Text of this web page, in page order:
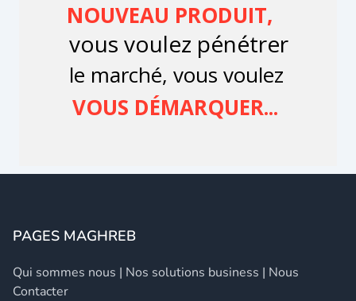
PAGES MAGHREB
Qui sommes nous | Nos solutions business | Nous
Contacter